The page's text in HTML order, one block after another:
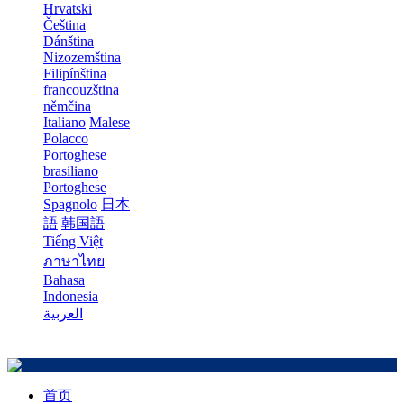
Hrvatski
Čeština
Dánština
Nizozemština
Filipínština
francouzština
němčina
Italiano Malese
Polacco
Portoghese
brasiliano
Portoghese
Spagnolo 日本
語 韩国語
Tiếng Việt
ภาษาไทย
Bahasa
Indonesia
العربية
首页